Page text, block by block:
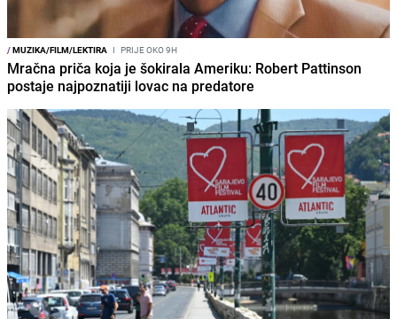
/MUZIKA/FILM/LEKTIRA I PRIJE OKO 9H
Mračna priča koja je šokirala Ameriku: Robert Pattinson
postaje najpoznatiji lovac na predatore